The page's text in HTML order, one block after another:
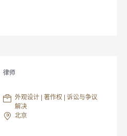
律师
外观设计 | 著作权 | 诉讼与争议
解决
北京